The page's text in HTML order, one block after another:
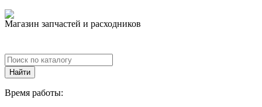
Магазин запчастей и расходников
Время работы: